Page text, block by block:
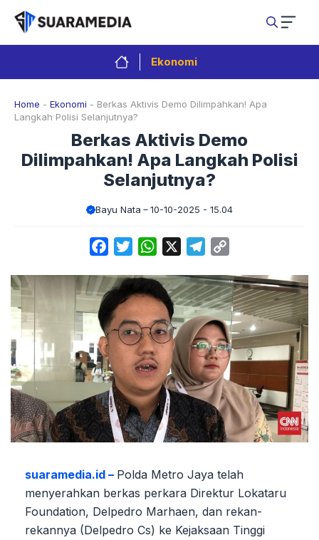
Langsung
isi
Ekonomi
Home - Ekonomi - Berkas Aktivis Demo Dilimpahkan! Apa
Langkah Polisi Selanjutnya?
Berkas Aktivis Demo
Dilimpahkan! Apa Langkah Polisi
Selanjutnya?
Bayu Nata 10-10-2025 - 15.04
FacebookTwitterWhatsApp Telegram
suaramedia.id – Polda Metro Jaya telah
menyerahkan berkas perkara Direktur Lokataru
Foundation, Delpedro Marhaen, dan rekan-
rekannya (Delpedro Cs) ke Kejaksaan Tinggi